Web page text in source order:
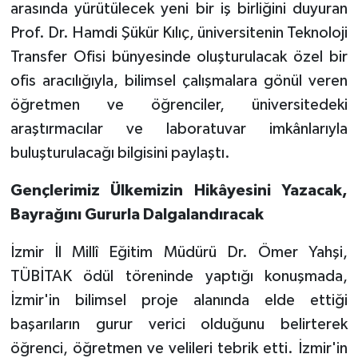
arasında yürütülecek yeni bir iş birliğini duyuran
Prof. Dr. Hamdi Şükür Kılıç, üniversitenin Teknoloji
Transfer Ofisi bünyesinde oluşturulacak özel bir
ofis aracılığıyla, bilimsel çalışmalara gönül veren
öğretmen ve öğrenciler, üniversitedeki
araştırmacılar ve laboratuvar imkânlarıyla
buluşturulacağı bilgisini paylaştı.
Gençlerimiz Ülkemizin Hikâyesini Yazacak,
Bayrağını Gururla Dalgalandıracak
İzmir İl Millî Eğitim Müdürü Dr. Ömer Yahşi,
TÜBİTAK ödül töreninde yaptığı konuşmada,
İzmir'in bilimsel proje alanında elde ettiği
başarıların gurur verici olduğunu belirterek
öğrenci, öğretmen ve velileri tebrik etti. İzmir'in